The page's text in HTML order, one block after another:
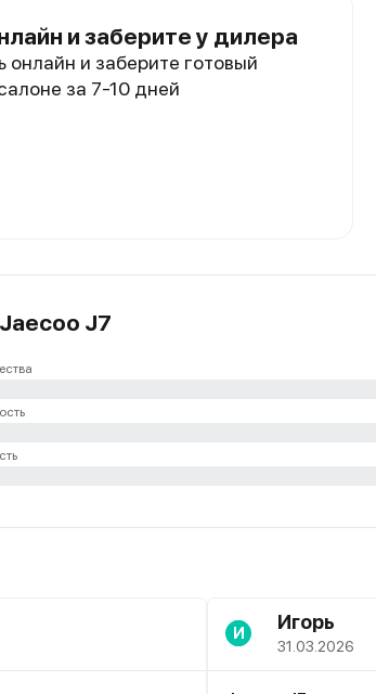
и заберите у дилера
и заберите готовый
за 7-10 дней
J7
И Игорь
31.03.2026